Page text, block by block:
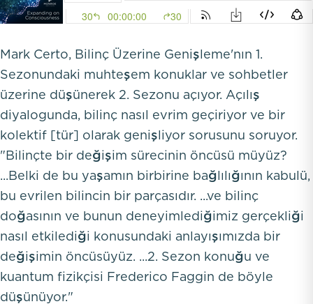
Mark Certo, Bilinç Üzerine Genişleme'nın 1.
Sezonundaki muhteşem konuklar ve sohbetler
üzerine düşünerek 2. Sezonu açıyor. Açılış
diyalogunda, bilinç nasıl evrim geçiriyor ve bir
kolektif [tür] olarak genişliyor sorusunu soruyor.
"Bilinçte bir değişim sürecinin öncüsü müyüz?
...Belki de bu yaşamın birbirine bağlılığının kabulü,
bu evrilen bilincin bir parçasıdır. ...ve bilinç
doğasının ve bunun deneyimlediğimiz gerçekliği
nasıl etkilediği konusundaki anlayışımızda bir
değişimin öncüsüyüz. ...2. Sezon konuğu ve
kuantum fizikçisi Frederico Faggin de böyle
düşünüyor."